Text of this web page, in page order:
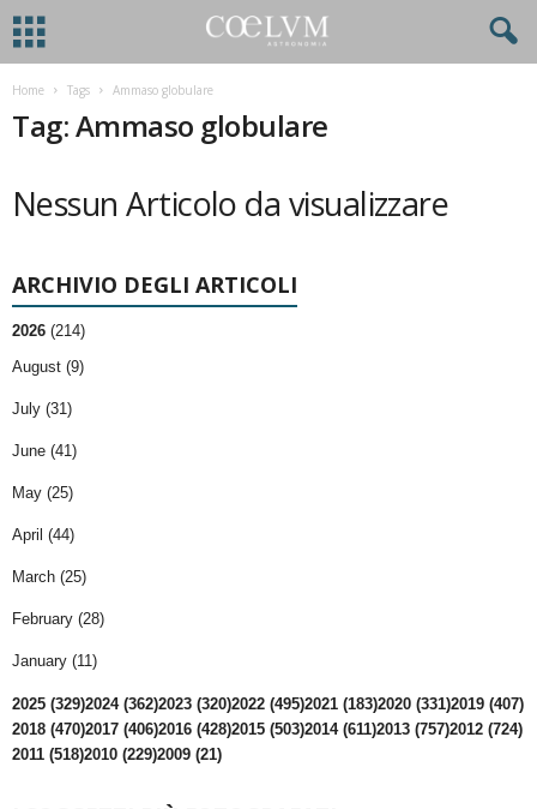
Home Tags Ammaso globulare
Tag: Ammaso globulare
Nessun Articolo da visualizzare
ARCHIVIO DEGLI ARTICOLI
2026 (214)
August (9)
July (31)
June (41)
May (25)
April (44)
March (25)
February (28)
January (11)
2025 (329)2024 (362)2023 (320)2022 (495)2021 (183)2020 (331)2019 (407)
2018 (470)2017 (406)2016 (428)2015 (503)2014 (611)2013 (757)2012 (724)
2011 (518)2010 (229)2009 (21)